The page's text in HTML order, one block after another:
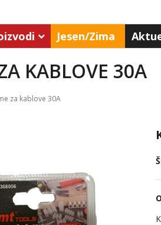
Jesen/Zima
KABLOVE 30A
za kablove 30A